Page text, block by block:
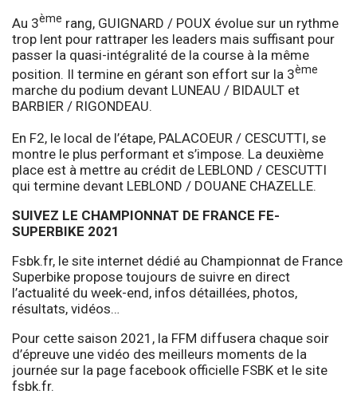
Au 3ème rang, GUIGNARD / POUX évolue sur un rythme
trop lent pour rattraper les leaders mais suffisant pour
passer la quasi-intégralité de la course à la même
position. Il termine en gérant son effort sur la 3ème
marche du podium devant LUNEAU / BIDAULT et
BARBIER / RIGONDEAU.
En F2, le local de l’étape, PALACOEUR / CESCUTTI, se
montre le plus performant et s’impose. La deuxième
place est à mettre au crédit de LEBLOND / CESCUTTI
qui termine devant LEBLOND / DOUANE CHAZELLE.
SUIVEZ LE CHAMPIONNAT DE FRANCE FE-
SUPERBIKE 2021
Fsbk.fr, le site internet dédié au Championnat de France
Superbike propose toujours de suivre en direct
l’actualité du week-end, infos détaillées, photos,
résultats, vidéos…
Pour cette saison 2021, la FFM diffusera chaque soir
d’épreuve une vidéo des meilleurs moments de la
journée sur la page facebook officielle FSBK et le site
fsbk.fr.